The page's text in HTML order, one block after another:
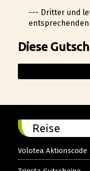
--- Dritter und
entsprechenden
Diese
Reise
Volotea Aktionscode